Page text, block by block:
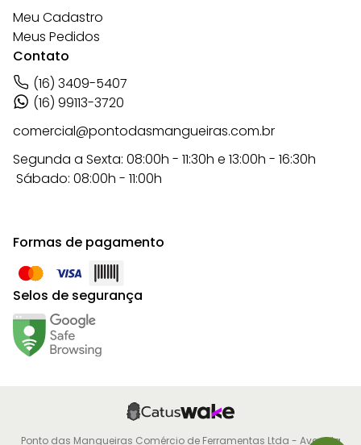
Meu Cadastro
Meus Pedidos
Contato
(16) 3409-5407
(16) 99113-3720
comercial@pontodasmangueiras.com.br
Segunda a Sexta: 08:00h - 11:30h e 13:00h - 16:30h
Sábado: 08:00h - 11:00h
Formas de pagamento
Selos de segurança
Ponto das Mangueiras Comércio de Ferramentas Ltda - Avenida